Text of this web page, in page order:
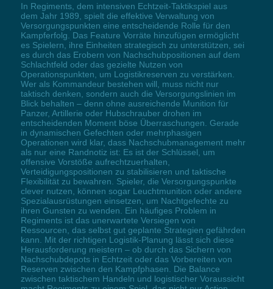
In Regiments, dem intensiven Echtzeit-Taktikspiel aus
dem Jahr 1989, spielt die effektive Verwaltung von
Versorgungspunkten eine entscheidende Rolle für den
Kampferfolg. Das Feature Vorräte hinzufügen ermöglicht
es Spielern, ihre Einheiten strategisch zu unterstützen, sei
es durch das Erobern von Nachschubpositionen auf dem
Schlachtfeld oder das gezielte Nutzen von
Operationspunkten, um Logistikreserven zu verstärken.
Wer als Kommandeur bestehen will, muss nicht nur
taktisch denken, sondern auch die Versorgungslinien im
Blick behalten – denn ohne ausreichende Munition für
Panzer, Artillerie oder Hubschrauber drohen im
entscheidenden Moment böse Überraschungen. Gerade
in dynamischen Gefechten oder mehrphasigen
Operationen wird klar, dass Nachschubmanagement mehr
als nur eine Randnotiz ist: Es ist der Schlüssel, um
offensive Vorstöße aufrechtzuerhalten,
Verteidigungspositionen zu stabilisieren und taktische
Flexibilität zu bewahren. Spieler, die Versorgungspunkte
clever nutzen, können sogar Leuchtmunition oder andere
Spezialausrüstungen einsetzen, um Nachtgefechte zu
ihren Gunsten zu wenden. Ein häufiges Problem in
Regiments ist das unerwartete Versiegen von
Ressourcen, das selbst gut geplante Strategien gefährden
kann. Mit der richtigen Logistik-Planung lässt sich diese
Herausforderung meistern – ob durch das Sichern von
Nachschubdepots in Echtzeit oder das Vorbereiten von
Reserven zwischen den Kampfphasen. Die Balance
zwischen taktischem Handeln und logistischer Voraussicht